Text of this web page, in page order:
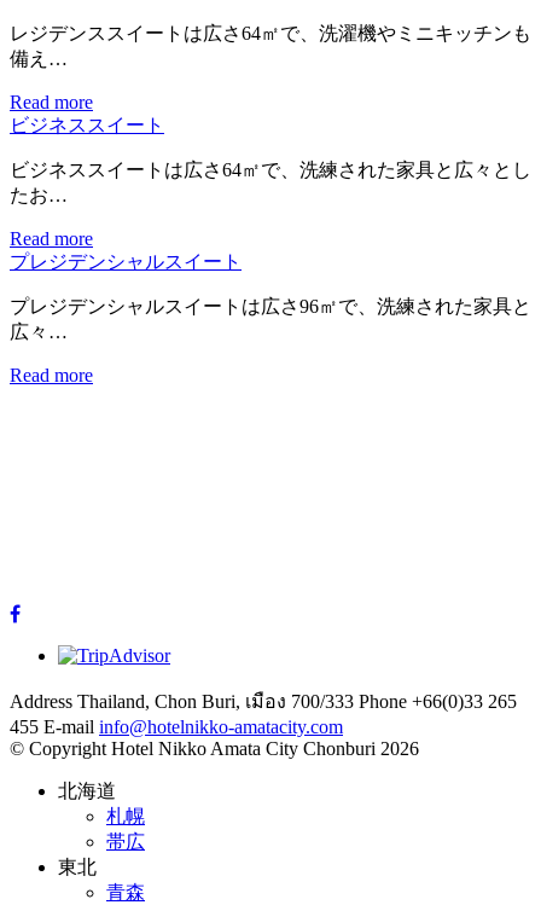
レジデンススイートは広さ64㎡で、洗濯機やミニキッチンも
備え…
Read more
ビジネススイート
ビジネススイートは広さ64㎡で、洗練された家具と広々とし
たお…
Read more
プレジデンシャルスイート
プレジデンシャルスイートは広さ96㎡で、洗練された家具と
広々…
Read more
Address Thailand, Chon Buri, เมือง 700/333 Phone +66(0)33 265
455 E-mail info@hotelnikko-amatacity.com
© Copyright Hotel Nikko Amata City Chonburi 2026
北海道
札幌
帯広
東北
青森